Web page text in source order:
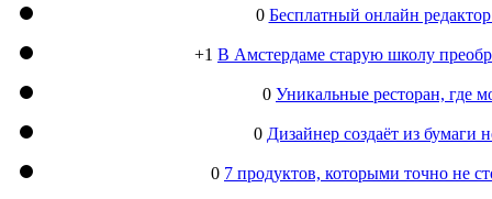
0 Бесплатный онлайн
+1 В Амстердаме старую школу
0 Уникальные ресторан, где
0 Дизайнер создаёт из
0 7 продуктов, которыми точно не